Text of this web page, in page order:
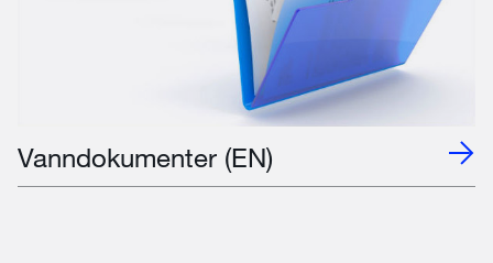
Vanndokumenter (EN)